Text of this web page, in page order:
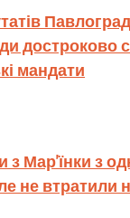
достроково
мандати
з Мар'їнки з
не втратили